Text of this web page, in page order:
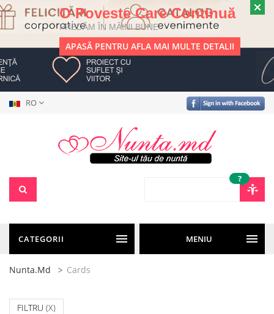
O Poveste Care Continuă
PREDĂM ÎN MÂINI BUNE
APASĂ PENTRU AFLA MAI MULTE DETALII
RO
?
CATEGORII MENIU
Nunta.md Cards
FILTRU (X)